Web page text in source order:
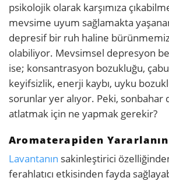
psikolojik olarak karşımıza
mevsime uyum sağlamakta
depresif bir ruh haline
olabiliyor. Mevsimsel depresyon
ise; konsantrasyon bozukluğu,
keyifsizlik, enerji kaybı, uyku
sorunlar yer alıyor. Peki, sonbahar
atlatmak için ne yapmak gerekir?
Aromaterapiden Yararlanın
Lavantanın sakinleştirici
ferahlatıcı etkisinden fayda